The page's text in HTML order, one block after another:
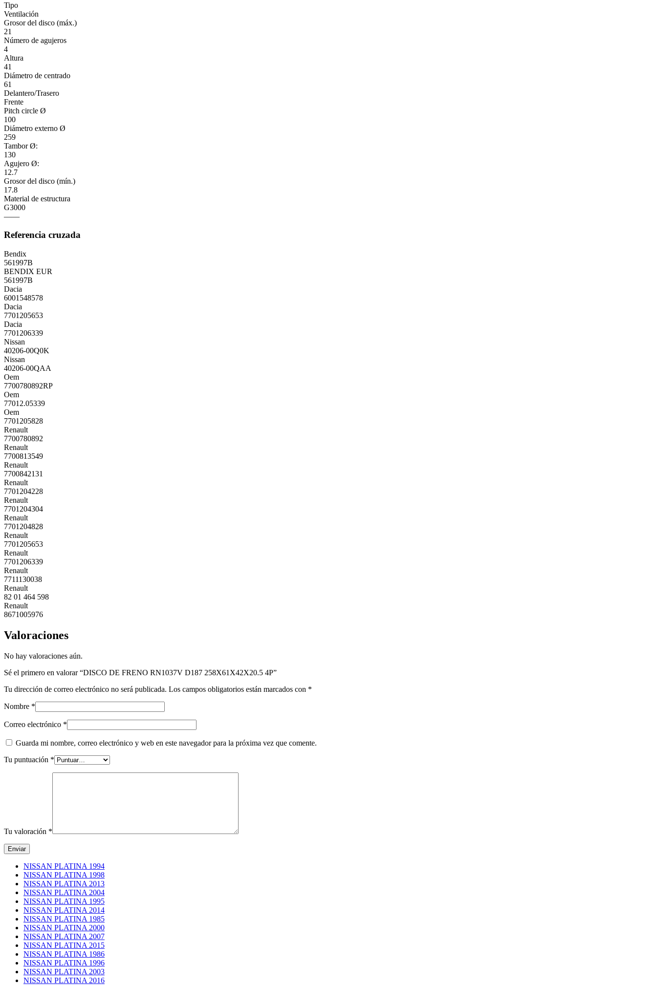
Tipo
Ventilación
Grosor del disco (máx.)
21
Número de agujeros
4
Altura
41
Diámetro de centrado
61
Delantero/Trasero
Frente
Pitch circle Ø
100
Diámetro externo Ø
259
Tambor Ø:
130
Agujero Ø:
12.7
Grosor del disco (mín.)
17.8
Material de estructura
G3000
——
Referencia cruzada
Bendix
561997B
BENDIX EUR
561997B
Dacia
6001548578
Dacia
7701205653
Dacia
7701206339
Nissan
40206-00Q0K
Nissan
40206-00QAA
Oem
7700780892RP
Oem
77012.05339
Oem
7701205828
Renault
7700780892
Renault
7700813549
Renault
7700842131
Renault
7701204228
Renault
7701204304
Renault
7701204828
Renault
7701205653
Renault
7701206339
Renault
7711130038
Renault
82 01 464 598
Renault
8671005976
Valoraciones
No hay valoraciones aún.
Sé el primero en valorar “DISCO DE FRENO RN1037V D187 258X61X42X20.5 4P”
Tu dirección de correo electrónico no será publicada. Los campos obligatorios están marcados con *
Nombre *
Correo electrónico *
Guarda mi nombre, correo electrónico y web en este navegador para la próxima vez que comente.
Tu puntuación *
Tu valoración *
NISSAN PLATINA 1994
NISSAN PLATINA 1998
NISSAN PLATINA 2013
NISSAN PLATINA 2004
NISSAN PLATINA 1995
NISSAN PLATINA 2014
NISSAN PLATINA 1985
NISSAN PLATINA 2000
NISSAN PLATINA 2007
NISSAN PLATINA 2015
NISSAN PLATINA 1986
NISSAN PLATINA 1996
NISSAN PLATINA 2003
NISSAN PLATINA 2016